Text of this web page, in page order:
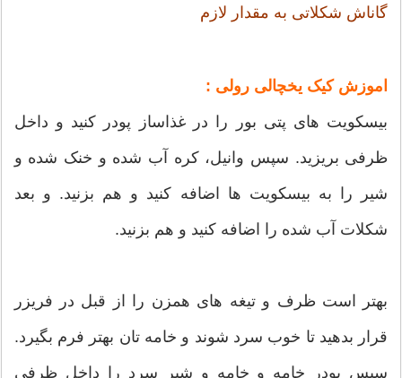
گاناش شکلاتی به مقدار لازم
اموزش کیک یخچالی رولی :
بیسکویت های پتی بور را در غذاساز پودر کنید و داخل
ظرفی بریزید. سپس وانیل، کره آب شده و خنک شده و
شیر را به بیسکویت ها اضافه کنید و هم بزنید. و بعد
شکلات آب شده را اضافه کنید و هم بزنید.
بهتر است ظرف و تیغه های همزن را از قبل در فریزر
قرار بدهید تا خوب سرد شوند و خامه تان بهتر فرم بگیرد.
سپس پودر خامه و خامه و شیر سرد را داخل ظرفی